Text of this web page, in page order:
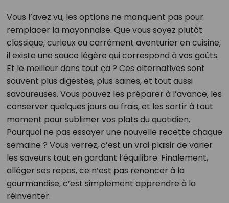
Vous l’avez vu, les options ne manquent pas pour
remplacer la mayonnaise. Que vous soyez plutôt
classique, curieux ou carrément aventurier en cuisine,
il existe une sauce légère qui correspond à vos goûts.
Et le meilleur dans tout ça ? Ces alternatives sont
souvent plus digestes, plus saines, et tout aussi
savoureuses. Vous pouvez les préparer à l’avance, les
conserver quelques jours au frais, et les sortir à tout
moment pour sublimer vos plats du quotidien.
Pourquoi ne pas essayer une nouvelle recette chaque
semaine ? Vous verrez, c’est un vrai plaisir de varier
les saveurs tout en gardant l’équilibre. Finalement,
alléger ses repas, ce n’est pas renoncer à la
gourmandise, c’est simplement apprendre à la
réinventer.